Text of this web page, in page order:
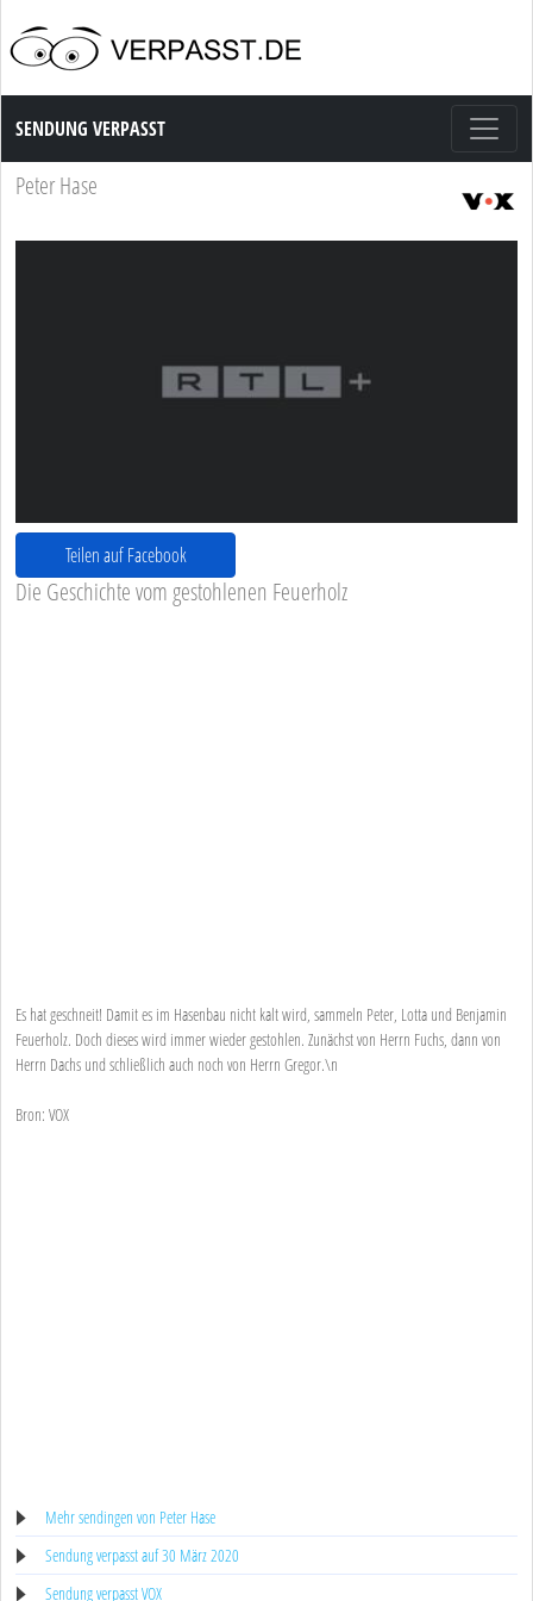
Sendung Verpasst
SENDUNG VERPASST
Peter Hase
Teilen auf Facebook
Die Geschichte vom gestohlenen Feuerholz
Es hat geschneit! Damit es im Hasenbau nicht kalt wird, sammeln Peter, Lotta und Benjamin
Feuerholz. Doch dieses wird immer wieder gestohlen. Zunächst von Herrn Fuchs, dann von
Herrn Dachs und schließlich auch noch von Herrn Gregor.\n
Bron: VOX
Mehr sendingen von Peter Hase
Sendung verpasst auf 30 März 2020
Sendung verpasst VOX